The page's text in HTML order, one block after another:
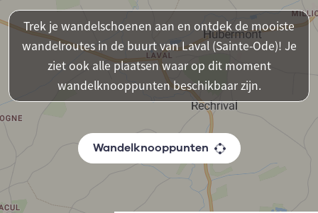
Trek je wandelschoenen aan en ontdek de mooiste
wandelroutes in de buurt van Laval (Sainte-Ode)! Je
ziet ook alle plaatsen waar op dit moment
wandelknooppunten beschikbaar zijn.
Wandelknooppunten